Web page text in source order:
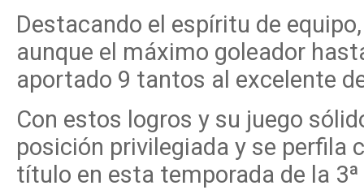
Destacando el espíritu de
aunque el máximo goleador
aportado 9 tantos al excelente
Con estos logros y su juego
posición privilegiada y se perfila
título en esta temporada de la